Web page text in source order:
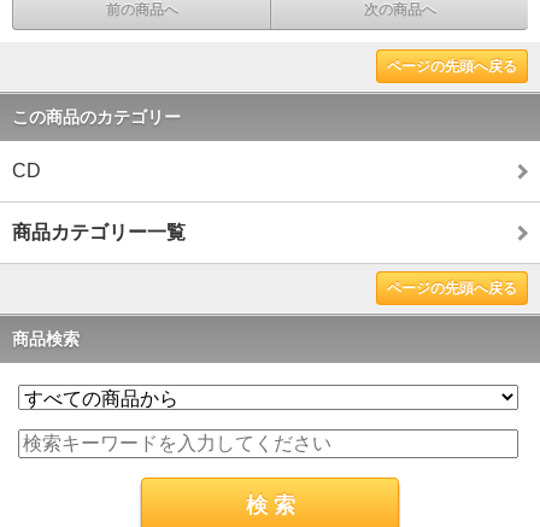
前の商品へ 次の商品へ
ページの先頭へ戻る
この商品のカテゴリー
CD
商品カテゴリー一覧
ページの先頭へ戻る
商品検索